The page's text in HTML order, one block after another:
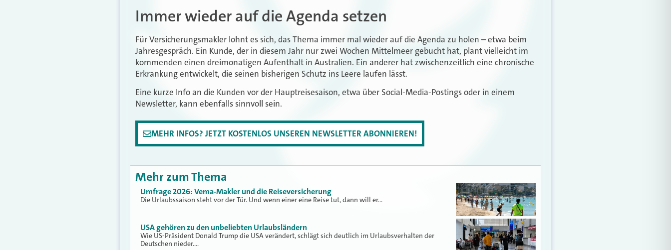
Immer wieder auf die Agenda setzen
Für Versicherungsmakler lohnt es sich, das Thema immer mal wieder auf die Agenda zu holen – etwa beim
Jahresgespräch. Ein Kunde, der in diesem Jahr nur zwei Wochen Mittelmeer gebucht hat, plant vielleicht im
kommenden einen dreimonatigen Aufenthalt in Australien. Ein anderer hat zwischenzeitlich eine chronische
Erkrankung entwickelt, die seinen bisherigen Schutz ins Leere laufen lässt.
Eine kurze Info an die Kunden vor der Hauptreisesaison, etwa über Social-Media-Postings oder in einem
Newsletter, kann ebenfalls sinnvoll sein.
MEHR INFOS? JETZT KOSTENLOS UNSEREN NEWSLETTER ABONNIEREN!
Mehr zum Thema
Umfrage 2026: Vema-Makler und die Reiseversicherung
Die Urlaubssaison steht vor der Tür. Und wenn einer eine Reise tut, dann will er…
USA gehören zu den unbeliebten Urlaubsländern
Wie US-Präsident Donald Trump die USA verändert, schlägt sich deutlich im Urlaubsverhalten der
Deutschen nieder.…